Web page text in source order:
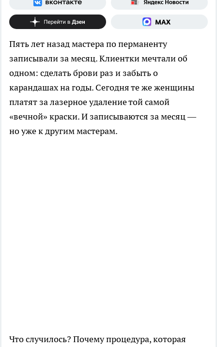
Пять лет назад мастера по перманенту
записывали за месяц. Клиентки мечтали об
одном: сделать брови раз и забыть о
карандашах на годы. Сегодня те же женщины
платят за лазерное удаление той самой
«вечной» краски. И записываются за месяц —
но уже к другим мастерам.
Что случилось? Почему процедура, которая